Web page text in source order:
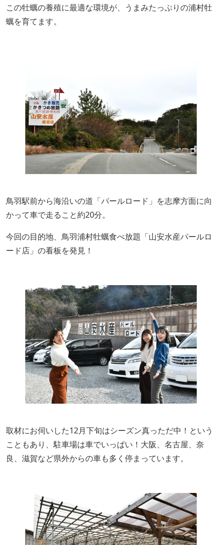
この牡蠣の養殖に最適な環境が、うまみたっぷりの浦村牡
蠣を育てます。
鳥羽駅前から海沿いの道「パールロード」を志摩方面に向
かって車で走ること約20分。
今回の目的地、鳥羽浦村牡蠣食べ放題「山安水産パールロ
ード店」の看板を発見！
取材にお伺いした12月下旬はシーズン真っただ中！という
こともあり、駐車場は車でいっぱい！大阪、名古屋、奈
良、滋賀など県外からの車も多く停まっています。